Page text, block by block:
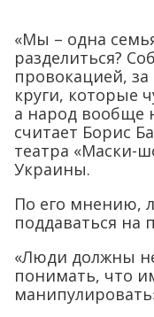
«Мы – одна
разделиться?
провокацией,
круги, которые
а народ вообще
считает Борис
театра «Маски-
Украины.
По его мнению,
поддаваться на
«Люди должны
понимать, что